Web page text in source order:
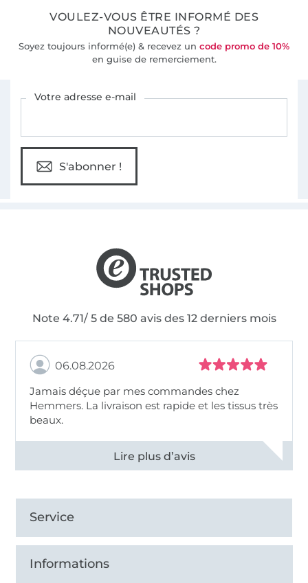
VOULEZ-VOUS ÊTRE INFORMÉ DES
NOUVEAUTÉS ?
Soyez toujours informé(e) & recevez un code promo de 10%
en guise de remerciement.
Votre adresse e-mail
S'abonner !
Note 4.71/ 5 de 580 avis des 12 derniers mois
06.08.2026
Jamais déçue par mes commandes chez
Hemmers. La livraison est rapide et les tissus très
beaux.
Voir tous les 11495 commentaires
Service
Informations